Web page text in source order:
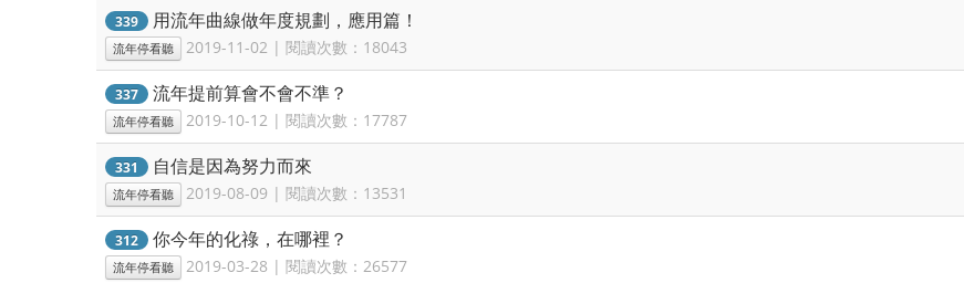
339 用流年曲線做年度規劃，應用篇！
流年停看聽 2019-11-02 | 閱讀次數：18043
337 流年提前算會不會不準？
流年停看聽 2019-10-12 | 閱讀次數：17787
331 自信是因為努力而來
流年停看聽 2019-08-09 | 閱讀次數：13531
312 你今年的化祿，在哪裡？
流年停看聽 2019-03-28 | 閱讀次數：26577